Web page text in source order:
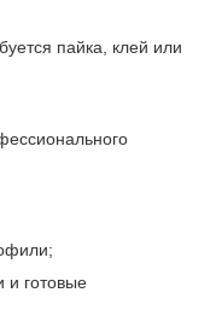
пайка, клей или
и готовые